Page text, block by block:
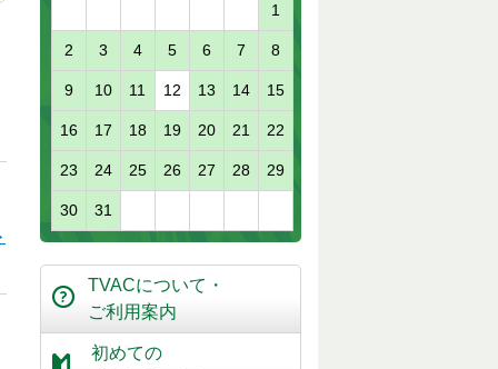
1
2 3 4 5 6 7 8
9 10 11 12 13 14 15
16 17 18 19 20 21 22
23 24 25 26 27 28 29
30 31
TVACについて・
ご利用案内
初めての